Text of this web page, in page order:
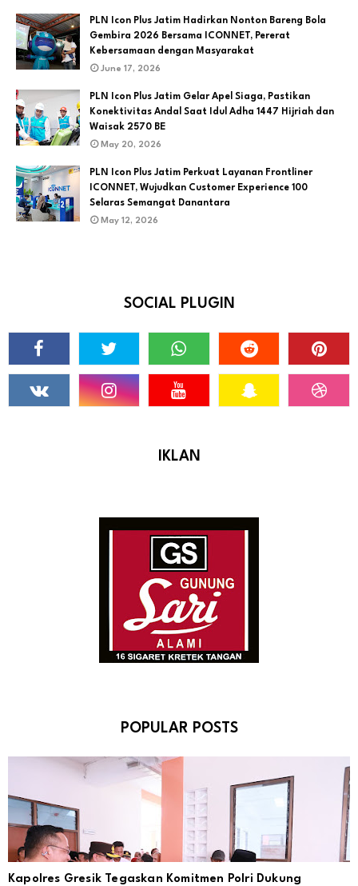
PLN Icon Plus Jatim Hadirkan Nonton Bareng Bola
Gembira 2026 Bersama ICONNET, Pererat
Kebersamaan dengan Masyarakat
June 17, 2026
PLN Icon Plus Jatim Gelar Apel Siaga, Pastikan
Konektivitas Andal Saat Idul Adha 1447 Hijriah dan
Waisak 2570 BE
May 20, 2026
PLN Icon Plus Jatim Perkuat Layanan Frontliner
ICONNET, Wujudkan Customer Experience 100
Selaras Semangat Danantara
May 12, 2026
SOCIAL PLUGIN
IKLAN
POPULAR POSTS
Kapolres Gresik Tegaskan Komitmen Polri Dukung